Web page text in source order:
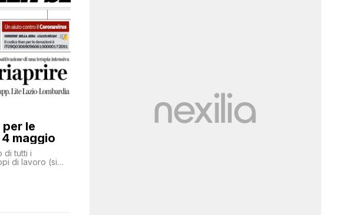
per le
maggio
di tutti i
di lavoro (si